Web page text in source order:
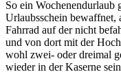
So ein Wochenendurlaub
Urlaubsschein bewaffnet,
Fahrrad auf der nicht
und von dort mit der
wohl zwei- oder dreimal
wieder in der Kaserne